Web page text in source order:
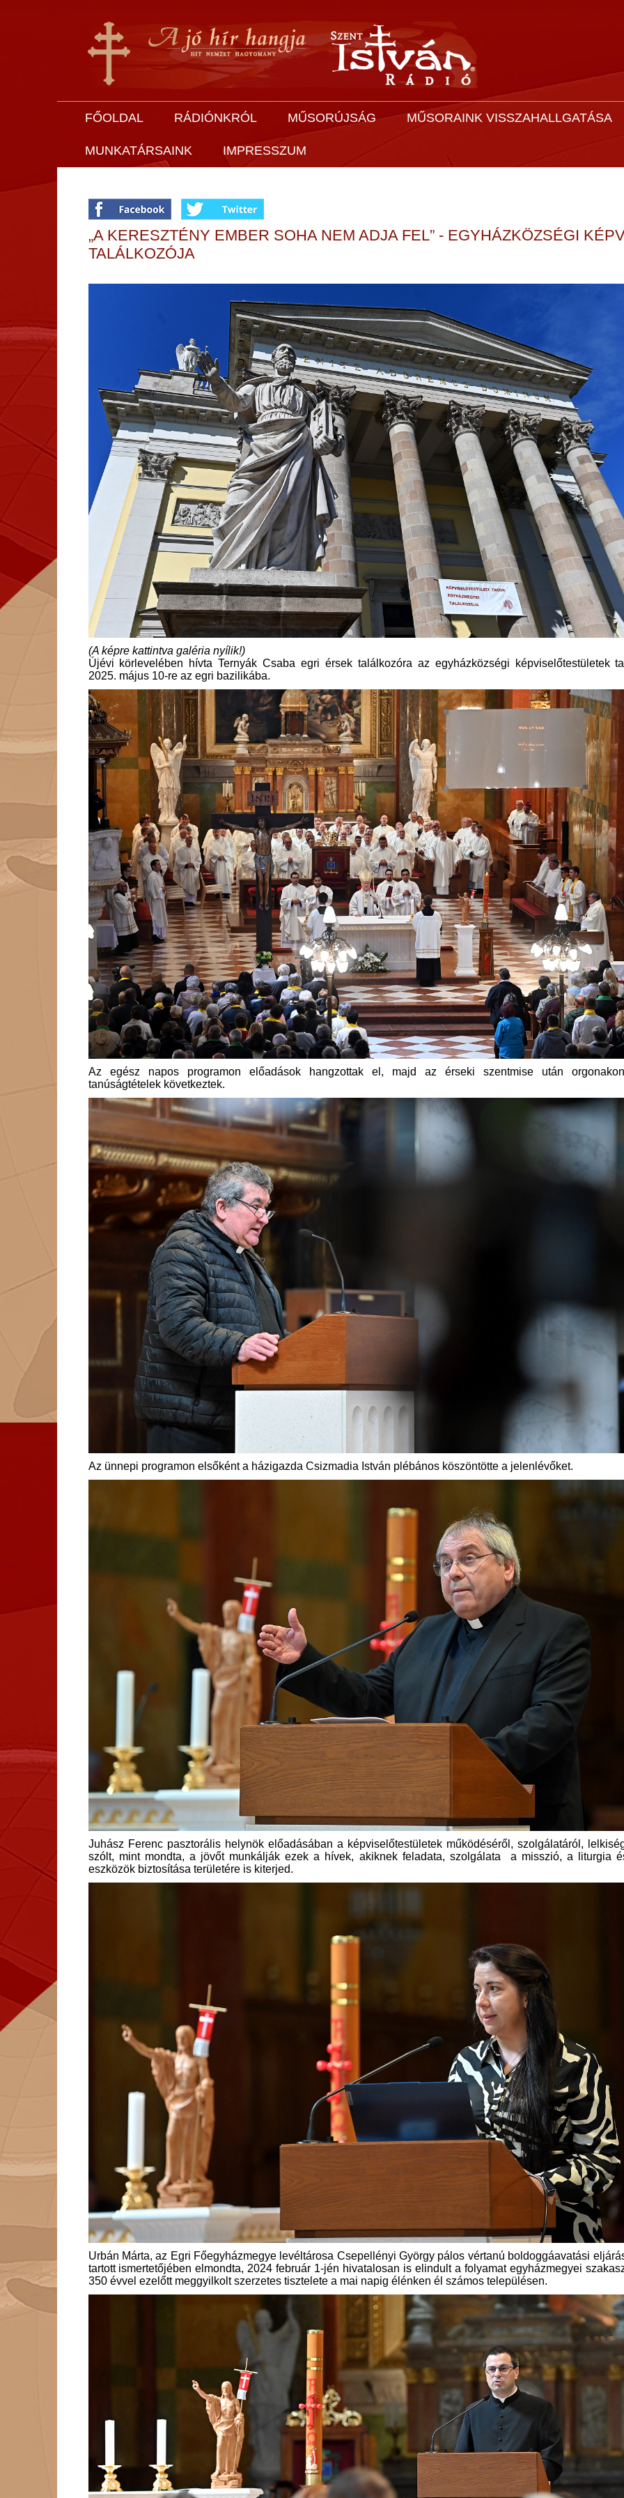
FŐOLDAL RÁDIÓNKRÓL MŰSORÚJSÁG MŰSORAINK VISSZAHALLGATÁSA
MUNKATÁRSAINK IMPRESSZUM
„A KERESZTÉNY EMBER SOHA NEM ADJA FEL” - EGYHÁZKÖZSÉGI
TALÁLKOZÓJA
(A képre kattintva galéria nyílik!)
Újévi körlevelében hívta Ternyák Csaba egri érsek találkozóra az egyházközségi képviselőtestületek
2025. május 10-re az egri bazilikába.
Az egész napos programon előadások hangzottak el, majd az érseki szentmise után
tanúságtételek következtek.
Az ünnepi programon elsőként a házigazda Csizmadia István plébános köszöntötte a jelenlévőket.
Juhász Ferenc pasztorális helynök előadásában a képviselőtestületek működéséről, szolgálatáról,
szólt, mint mondta, a jövőt munkálják ezek a hívek, akiknek feladata, szolgálata a misszió, a liturgia
eszközök biztosítása területére is kiterjed.
Urbán Márta, az Egri Főegyházmegye levéltárosa Csepellényi György pálos vértanú boldoggáavatási
tartott ismertetőjében elmondta, 2024 február 1-jén hivatalosan is elindult a folyamat egyházmegyei
350 évvel ezelőtt meggyilkolt szerzetes tisztelete a mai napig élénken él számos településen.